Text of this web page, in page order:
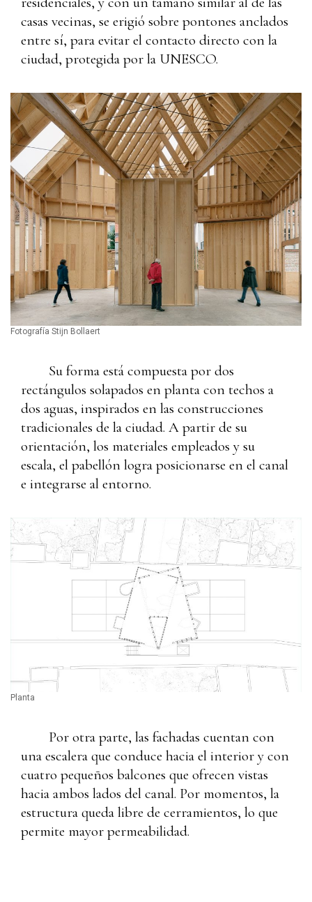
casas vecinas, se erigió sobre pontones anclados
entre sí, para evitar el contacto directo con la
ciudad, protegida por la UNESCO.
Fotografía Stijn Bollaert
Su forma está compuesta por dos
rectángulos solapados en planta con techos a
dos aguas, inspirados en las construcciones
tradicionales de la ciudad. A partir de su
orientación, los materiales empleados y su
escala, el pabellón logra posicionarse en el canal
e integrarse al entorno.
Planta
Por otra parte, las fachadas cuentan con
una escalera que conduce hacia el interior y con
cuatro pequeños balcones que ofrecen vistas
hacia ambos lados del canal. Por momentos, la
estructura queda libre de cerramientos, lo que
permite mayor permeabilidad.